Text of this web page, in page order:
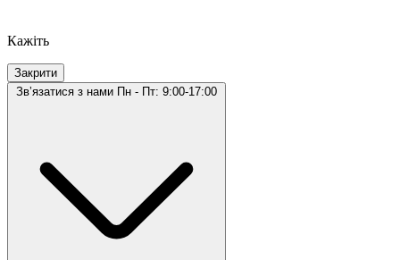
Кажіть
Закрити
Звʼязатися з нами Пн - Пт: 9:00-17:00